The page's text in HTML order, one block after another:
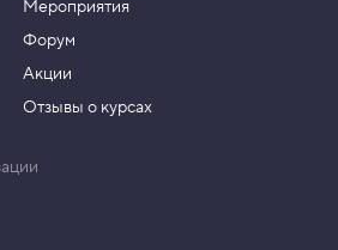
Мероприятия
Форум
Акции
Отзывы о курсах